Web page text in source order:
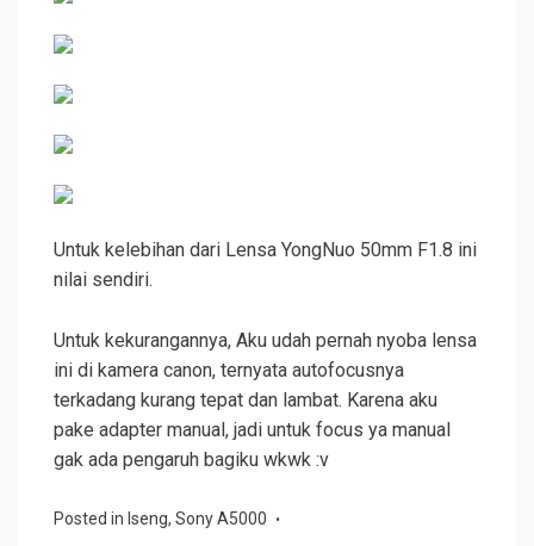
Untuk kelebihan dari Lensa YongNuo 50mm F1.8 ini
nilai sendiri.
Untuk kekurangannya, Aku udah pernah nyoba lensa
ini di kamera canon, ternyata autofocusnya
terkadang kurang tepat dan lambat. Karena aku
pake adapter manual, jadi untuk focus ya manual
gak ada pengaruh bagiku wkwk :v
Posted in Iseng, Sony A5000